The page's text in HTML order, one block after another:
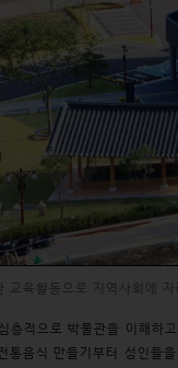
교육활동으로 지역사회에
층적으로 박물관을 이해하
통음식 만들기부터 성인들